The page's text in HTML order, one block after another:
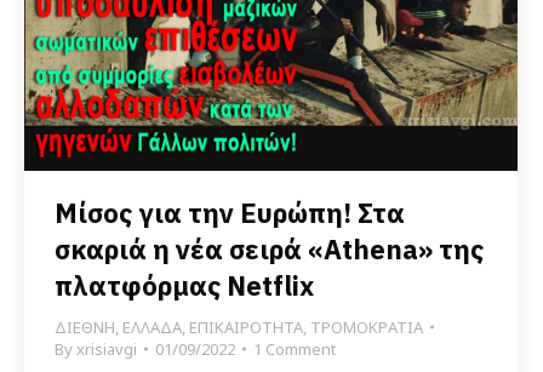
Μίσος για την Ευρώπη! Στα
σκαριά η νέα σειρά «Athena» της
πλατφόρμας Netflix
ΔΙΕΘΝΗ, ΕΛΛΑΔΑ, ΕΠΙΚΑΙΡΟΤΗΤΑ, ΤΡΟΜΟΚΡΑΤΙΑ
Byxrisiavgi 01/09/2022 1 Comment